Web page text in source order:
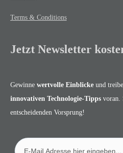
Terms & Conditions
Jetzt Newsletter
Gewinne wertvolle Einblicke und
innovativen Technologie-Tipps voran.
entscheidenden Vorsprung!